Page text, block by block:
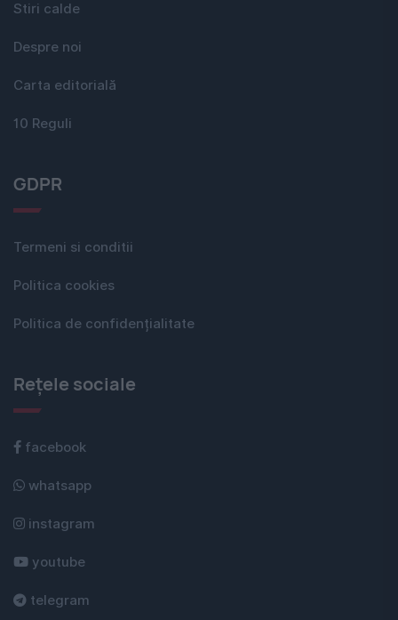
Stiri calde
Despre noi
Carta editorială
10 Reguli
GDPR
Termeni si conditii
Politica cookies
Politica de confidențialitate
Rețele sociale
facebook
whatsapp
instagram
youtube
telegram